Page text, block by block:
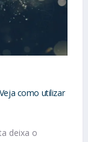
como utilizar
deixa o